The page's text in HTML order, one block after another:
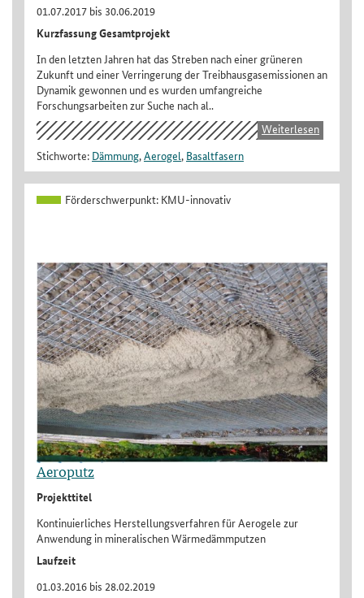
01.07.2017 bis 30.06.2019
Kurzfassung Gesamtprojekt
In den letzten Jahren hat das Streben nach einer grüneren
Zukunft und einer Verringerung der Treibhausgasemissionen an
Dynamik gewonnen und es wurden umfangreiche
Forschungsarbeiten zur Suche nach al..
Weiterlesen
Stichworte: Dämmung,Aerogel, Basaltfasern
Förderschwerpunkt: KMU-innovativ
Aeroputz
Projekttitel
Kontinuierliches Herstellungsverfahren für Aerogele zur
Anwendung in mineralischen Wärmedämmputzen
Laufzeit
01.03.2016 bis 28.02.2019